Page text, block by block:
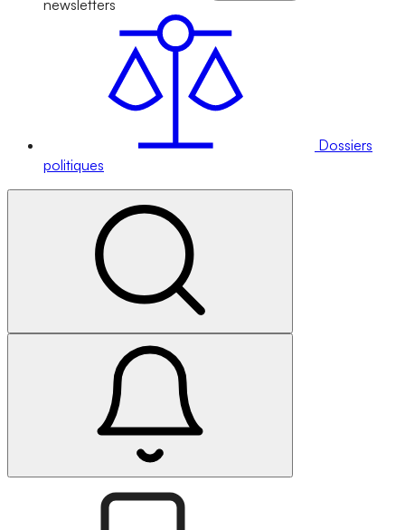
newsletters
Dossiers
politiques